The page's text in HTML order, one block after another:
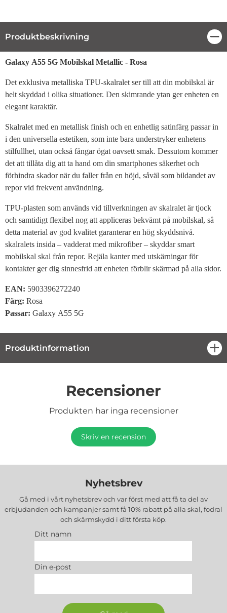
Produktbeskrivning
Produktbeskrivning
Galaxy A55 5G Mobilskal Metallic - Rosa
Det exklusiva metalliska TPU-skalralet ser till att din mobilskal är
helt skyddad i olika situationer. Den skimrande ytan ger enheten en
elegant karaktär.
Skalralet med en metallisk finish och en enhetlig satinfärg passar in
i den universella estetiken, som inte bara understryker enhetens
stilfullhet, utan också fångar ögat oavsett smak. Dessutom kommer
det att tillåta dig att ta hand om din smartphones säkerhet och
förhindra skador när du faller från en höjd, såväl som bildandet av
repor vid frekvent användning.
TPU-plasten som används vid tillverkningen av skalralet är tjock
och samtidigt flexibel nog att appliceras bekvämt på mobilskal, så
detta material av god kvalitet garanterar en hög skyddsnivå.
skalralets insida – vadderat med mikrofiber – skyddar smart
mobilskal skal från repor. Rejäla kanter med utskärningar för
kontakter ger dig sinnesfrid att enheten förblir skärmad på alla sidor.
EAN: 5903396272240
Färg: Rosa
Passar: Galaxy A55 5G
Produktinformation
Recensioner
Produkten har inga recensioner
Skriv en recension
Nyhetsbrev
Gå med i vårt nyhetsbrev och var först med att få ta del av
erbjudanden och kampanjer samt få 10% rabatt på alla skal, fodral
och skärmskydd i ditt första köp.
Ditt namn
Din e-post